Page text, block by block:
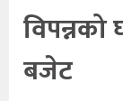
बजेट